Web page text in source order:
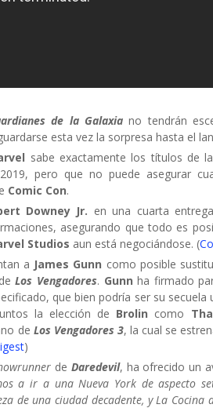
de la Galaxia no tendrán
esta vez la sorpresa hasta el
sabe exactamente los títulos de
pero que no puede asegurar
Comic Con.
Downey Jr. en una cuarta
asegurando que todo es
Studios aun está negociándose. (
a James Gunn como posible
Los Vengadores. Gunnha firmado
que bien podría ser su secuela
la elección de Brolin como
de Los Vengadores 3, la cual se
)
de Daredevil, ha ofrecido un
a ir a una Nueva York de aspecto
de una ciudad decadente, y La